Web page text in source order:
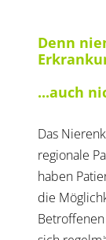
Denn
...auch
Das
regionale
haben
die